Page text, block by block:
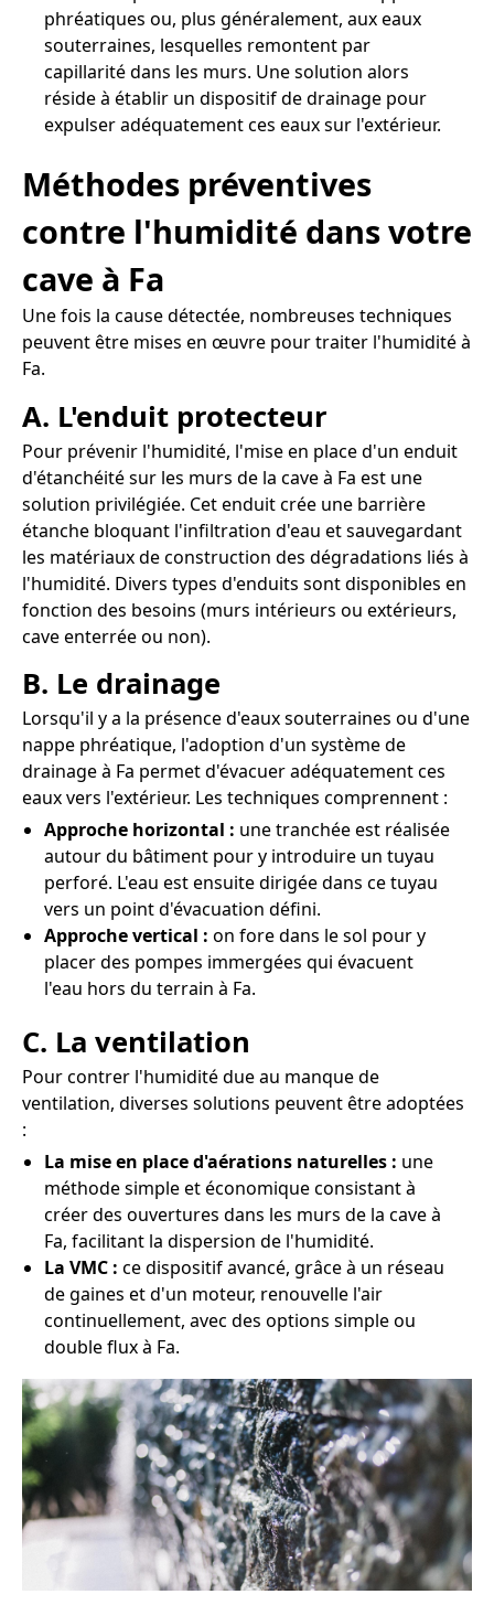
phréatiques ou, plus généralement, aux eaux
souterraines, lesquelles remontent par
capillarité dans les murs. Une solution alors
réside à établir un dispositif de drainage pour
expulser adéquatement ces eaux sur l'extérieur.
Méthodes préventives
contre l'humidité dans votre
cave à Fa
Une fois la cause détectée, nombreuses techniques
peuvent être mises en œuvre pour traiter l'humidité à
Fa.
A. L'enduit protecteur
Pour prévenir l'humidité, l'mise en place d'un enduit
d'étanchéité sur les murs de la cave à Fa est une
solution privilégiée. Cet enduit crée une barrière
étanche bloquant l'infiltration d'eau et sauvegardant
les matériaux de construction des dégradations liés à
l'humidité. Divers types d'enduits sont disponibles en
fonction des besoins (murs intérieurs ou extérieurs,
cave enterrée ou non).
B. Le drainage
Lorsqu'il y a la présence d'eaux souterraines ou d'une
nappe phréatique, l'adoption d'un système de
drainage à Fa permet d'évacuer adéquatement ces
eaux vers l'extérieur. Les techniques comprennent :
Approche horizontal : une tranchée est réalisée
autour du bâtiment pour y introduire un tuyau
perforé. L'eau est ensuite dirigée dans ce tuyau
vers un point d'évacuation défini.
Approche vertical : on fore dans le sol pour y
placer des pompes immergées qui évacuent
l'eau hors du terrain à Fa.
C. La ventilation
Pour contrer l'humidité due au manque de
ventilation, diverses solutions peuvent être adoptées
:
La mise en place d'aérations naturelles : une
méthode simple et économique consistant à
créer des ouvertures dans les murs de la cave à
Fa, facilitant la dispersion de l'humidité.
La VMC : ce dispositif avancé, grâce à un réseau
de gaines et d'un moteur, renouvelle l'air
continuellement, avec des options simple ou
double flux à Fa.